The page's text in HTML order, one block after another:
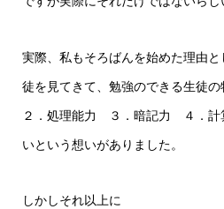
実際、私もそろばんを始めた理由
徒を見てきて、勉強のできる生徒
２．処理能力 ３．暗記力 ４．計
いという想いがありました。
しかしそれ以上に